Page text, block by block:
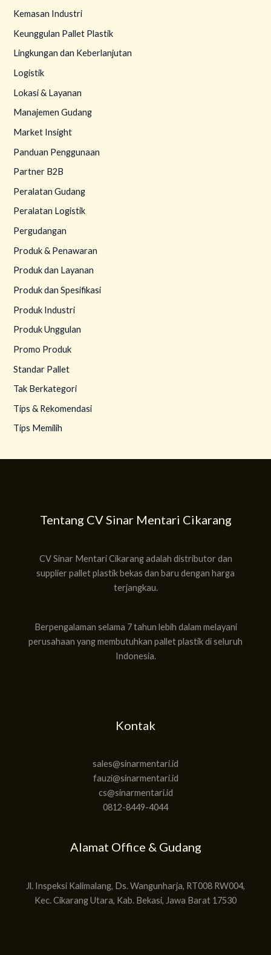
Kemasan Industri
Keunggulan Pallet Plastik
Lingkungan dan Keberlanjutan
Logistik
Lokasi & Layanan
Manajemen Gudang
Market Insight
Panduan Penggunaan
Partner B2B
Peralatan Gudang
Peralatan Logistik
Pergudangan
Produk & Penawaran
Produk dan Layanan
Produk dan Spesifikasi
Produk Industri
Produk Unggulan
Promo Produk
Standar Pallet
Tak Berkategori
Tips & Rekomendasi
Tips Memilih
Tentang CV Sinar Mentari Cikarang
CV Sinar Mentari Cikarang adalah distributor dan
supplier pallet plastik bekas dan baru dengan harga
terjangkau.
Berpengalaman selama 7 tahun lebih dalam melayani
perusahaan yang membutuhkan pallet plastik di seluruh
Indonesia.
Kontak
sales@sinarmentari.id
fauzi@sinarmentari.id
cs@sinarmentari.id
0812-8449-4044
Alamat Office & Gudang
Jl. Inspeksi Kalimalang, Ds. Wangunharja, RT008 RW004,
Kec. Cikarang Utara, Kab. Bekasi, Jawa Barat 17530